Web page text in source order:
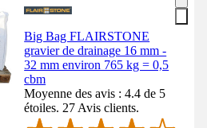
Big Bag FLAIRSTONE
gravier de drainage 16 mm -
32 mm environ 765 kg = 0,5
cbm
Moyenne des avis : 4.4 de 5
étoiles. 27 Avis clients.